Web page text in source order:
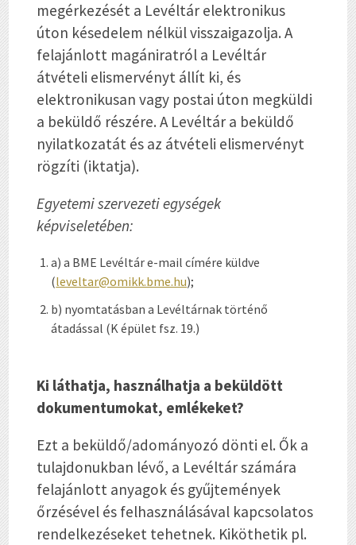
megérkezését a Levéltár elektronikus
úton késedelem nélkül visszaigazolja. A
felajánlott magániratról a Levéltár
átvételi elismervényt állít ki, és
elektronikusan vagy postai úton megküldi
a beküldő részére. A Levéltár a beküldő
nyilatkozatát és az átvételi elismervényt
rögzíti (iktatja).
Egyetemi szervezeti egységek
képviseletében:
a) a BME Levéltár e-mail címére küldve
(leveltar@omikk.bme.hu);
b) nyomtatásban a Levéltárnak történő
átadással (K épület fsz. 19.)
Ki láthatja, használhatja a beküldött
dokumentumokat, emlékeket?
Ezt a beküldő/adományozó dönti el. Ők a
tulajdonukban lévő, a Levéltár számára
felajánlott anyagok és gyűjtemények
őrzésével és felhasználásával kapcsolatos
rendelkezéseket tehetnek. Kiköthetik pl.